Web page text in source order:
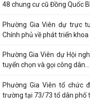
48 chung cư cũ Đồng Quốc
Phường Gia Viên dự trực
Chính phủ về phát triển khoa
Phường Gia Viên dự Hội
tuyển chọn và gọi công dân...
Phường Gia Viên tổ chức
trường tại 73/73 tổ dân phố